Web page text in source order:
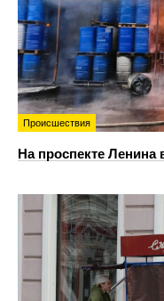
Происшествия
На проспекте